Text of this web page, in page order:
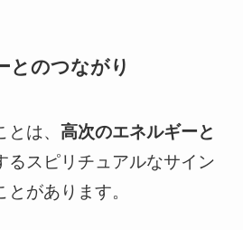
とのつながり
は、 高次のエネルギーと
るスピリチュアルなサイン
があります。